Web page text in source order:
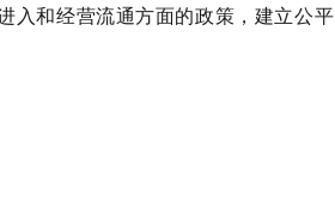
入和经营流通方面的政策，建立公平